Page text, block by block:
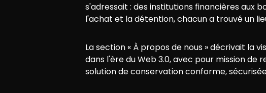
s'adressait : des institutions financières aux
l'achat et la détention, chacun a trouvé un
La section « À propos de nous » décrivait la
dans l'ère du Web 3.0, avec pour mission
solution de conservation conforme,